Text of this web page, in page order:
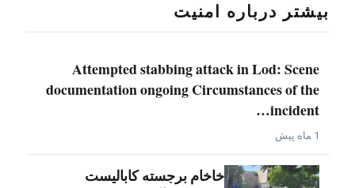
بیشتر درباره امنیت
Attempted stabbing attack in Lod: Scene
documentation ongoing Circumstances of the
incident…
1 ماه پیش
خاخام برجسته کابالیست